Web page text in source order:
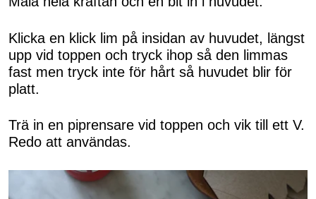
Klicka en klick lim på insidan av huvudet, längst
upp vid toppen och tryck ihop så den limmas
fast men tryck inte för hårt så huvudet blir för
platt.
Trä in en piprensare vid toppen och vik till ett V.
Redo att användas.